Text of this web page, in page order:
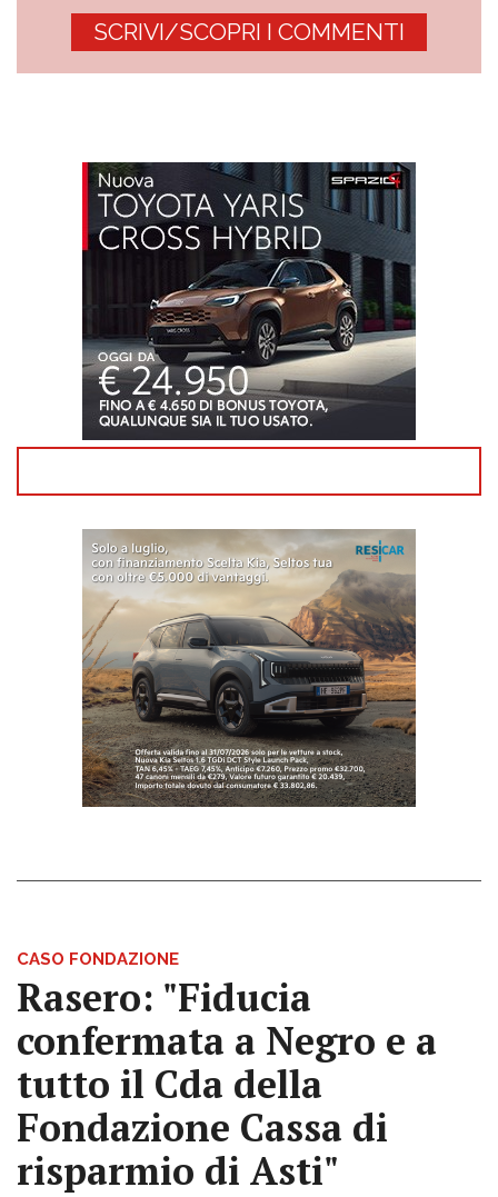
SCRIVI/SCOPRI I COMMENTI
CASO FONDAZIONE
Rasero: "Fiducia
confermata a Negro e a
tutto il Cda della
Fondazione Cassa di
risparmio di Asti"